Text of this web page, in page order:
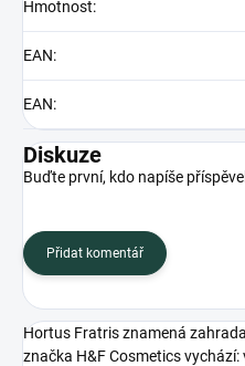
Hmotnost:
EAN:
EAN:
Diskuze
Buďte první, kdo napíše
Přidat komentář
Hortus Fratris znamená
značka H&F Cosmetics